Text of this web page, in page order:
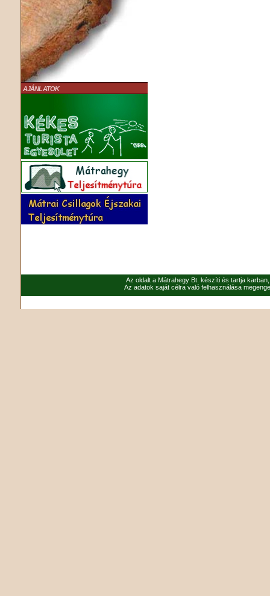
AJÁNLATOK
Az oldalt a Mátrahegy Bt. készíti és tartja
Az adatok saját célra való felhasználása